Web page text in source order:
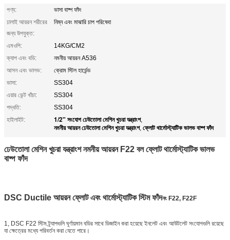
পণ্য:
ভাসা বাষ্প ফাঁদ
ঢালাই আয়রন শরীরের
জন্য উপযুক্ত:
নিম্ন এবং মাঝারি চাপ পরিষেবা
এমওপি:
14KG/CM2
ক্যাপ এবং বডি:
নমনীয় আয়রন A536
আসন এবং ভালভ:
ক্রোম স্টিল হার্ডেন্ড
ভাসা:
SS304
এয়ার ভেন্ট খাঁচা:
SS304
পদ্ধতি:
SS304
হাইলাইট:
1/2" সংযোগ ঢেউতোলা মেশিন খুচরা যন্ত্রাংশ,
নমনীয় আয়রন ঢেউতোলা মেশিন খুচরা যন্ত্রাংশ, ফ্লোট থার্মোস্ট্যাটিক ভালভ বাষ্প ফাঁদ
ঢেউতোলা মেশিন খুচরা যন্ত্রাংশ নমনীয় আয়রন F22 বল ফ্লোট থার্মোস্ট্যাটিক ভালভ
বাষ্প ফাঁদ
DSC Ductile আয়রন ফ্লোট এবং থার্মোস্ট্যাটিক স্টিম ফাঁদনং F22, F22F
1, DSC F22 স্টিম ট্র্যাপগুলি ঘূর্ণায়মান বডির সাথে ডিজাইন করা হয়েছে ইনলেট এবং আউটলেট সংযোগগুলি রয়েছে
যা ক্ষেত্রের মধ্যে পরিবর্তন করা যেতে পারে।